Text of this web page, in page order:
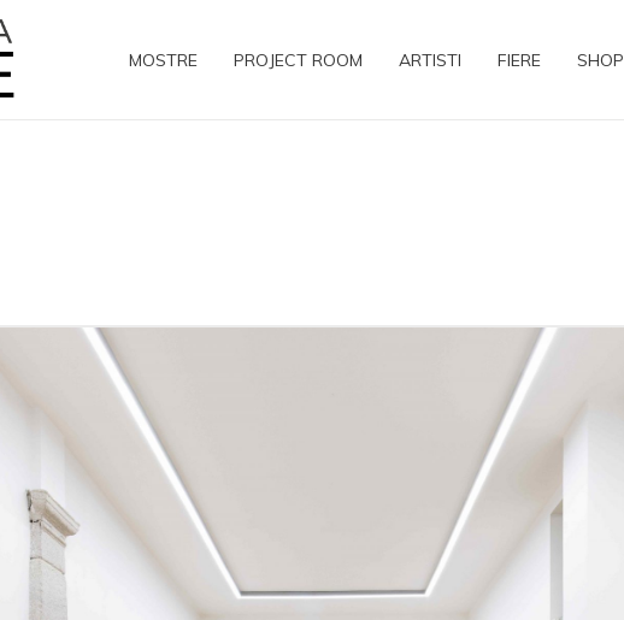
MOSTRE PROJECT ROOM ARTISTI FIERE SHOP